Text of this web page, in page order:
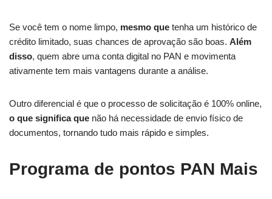
Se você tem o nome limpo, mesmo que tenha um histórico de
crédito limitado, suas chances de aprovação são boas. Além
disso, quem abre uma conta digital no PAN e movimenta
ativamente tem mais vantagens durante a análise.
Outro diferencial é que o processo de solicitação é 100% online,
o que significa que não há necessidade de envio físico de
documentos, tornando tudo mais rápido e simples.
Programa de pontos PAN Mais